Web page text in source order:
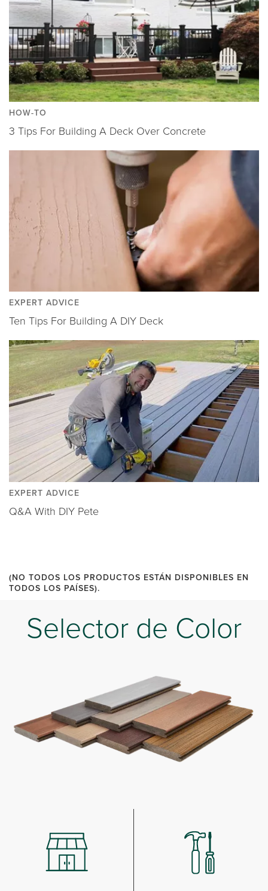
HOW-TO
3 Tips For Building A Deck Over Concrete
EXPERT ADVICE
Ten Tips For Building A DIY Deck
EXPERT ADVICE
Q&A With DIY Pete
(NO TODOS LOS PRODUCTOS ESTÁN DISPONIBLES EN
TODOS LOS PAÍSES).
Selector de Color